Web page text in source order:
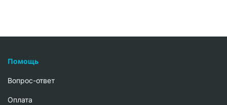
Помощь
Вопрос-ответ
Oплата